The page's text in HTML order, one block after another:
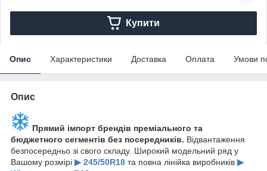
Купити
Опис Характеристики Доставка Оплата Умови
Опис
Прямий імпорт брендів преміального та
бюджетного сегментів без посередників. Відвантаження
безпосередньо зі свого складу. Широкий модельний ряд у
Вашому розмірі ▶ 245/50R18 та повна лінійка виробників ▶